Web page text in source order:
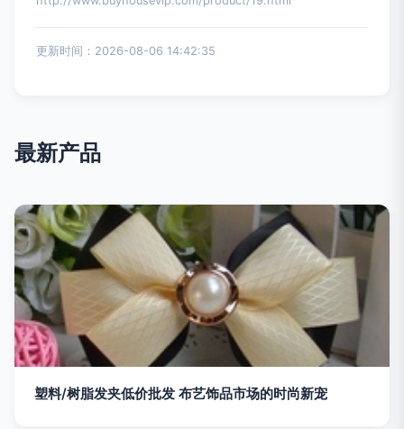
更新时间：2026-08-06 14:42:35
最新产品
塑料/树脂发夹低价批发 布艺饰品市场的时尚新宠